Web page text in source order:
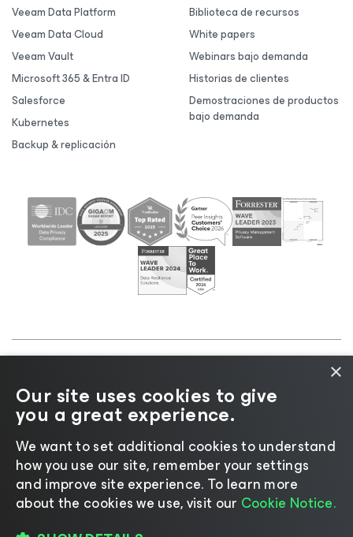
Veeam Data Platform
Veeam Data Cloud
Veeam Vault
Microsoft 365 & Entra ID
Salesforce
Kubernetes
Backup & replicación
Biblioteca de recursos
White papers
Webinars bajo demanda
Historias de clientes
Demostraciones de productos
bajo demanda
Aviso de cookies|Legal|Política de licencias
Recursos para proveedores
Cambiar idioma
×
Our site uses cookies to give
you a great experience.
We want to set additional cookies to understand
how you use our site, remember your settings
and improve site experience. ​To learn more
about the cookies we use, visit our Cookie Notice.